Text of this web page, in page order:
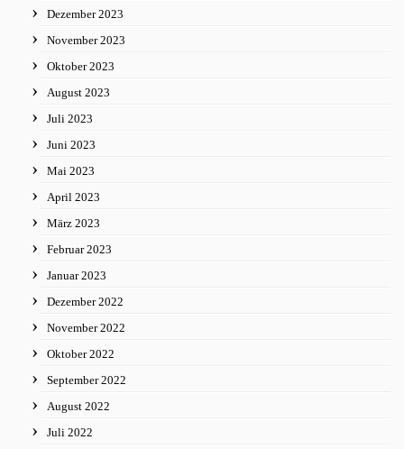
Dezember 2023
November 2023
Oktober 2023
August 2023
Juli 2023
Juni 2023
Mai 2023
April 2023
März 2023
Februar 2023
Januar 2023
Dezember 2022
November 2022
Oktober 2022
September 2022
August 2022
Juli 2022